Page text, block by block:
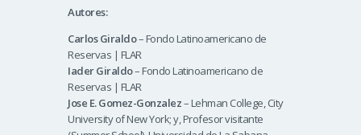
Autores:
Carlos Giraldo– Fondo Latinoamericano de
Reservas | FLAR
Iader Giraldo– Fondo Latinoamericano de
Reservas | FLAR
Jose E. Gomez-Gonzalez– Lehman College, City
University of New York; y, Profesor visitante